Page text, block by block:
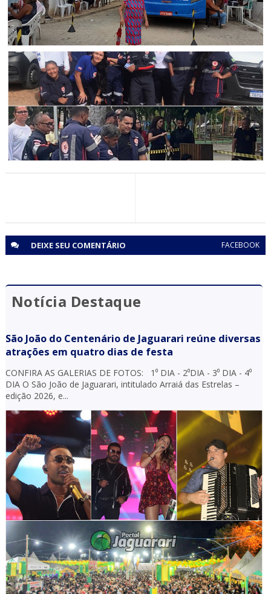
ITIÚBA
Itiúba: Mutirão de Saúde inédito transforma o domingo
de mais de 300 moradores em Rômulo Campos
DEIXE SEU COMENTÁRIO FACEBOOK
Notícia Destaque
São João do Centenário de Jaguarari reúne diversas
atrações em quatro dias de festa
CONFIRA AS GALERIAS DE FOTOS: 1⁰ DIA - 2⁰DIA - 3⁰ DIA - 4⁰
DIA O São João de Jaguarari, intitulado Arraiá das Estrelas –
edição 2026, e...